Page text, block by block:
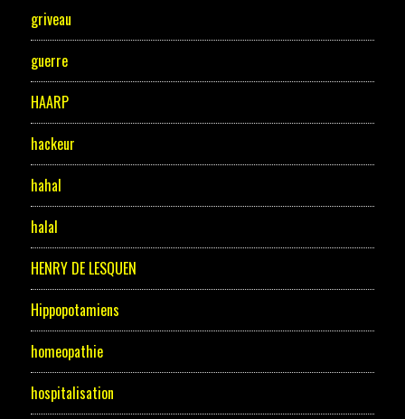
griveau
guerre
HAARP
hackeur
hahal
halal
HENRY DE LESQUEN
Hippopotamiens
homeopathie
hospitalisation